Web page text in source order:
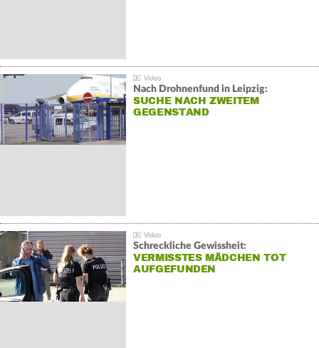
Nach Drohnenfund in Leipzig:
SUCHE NACH ZWEITEM
GEGENSTAND
Schreckliche Gewissheit:
VERMISSTES MÄDCHEN TOT
AUFGEFUNDEN